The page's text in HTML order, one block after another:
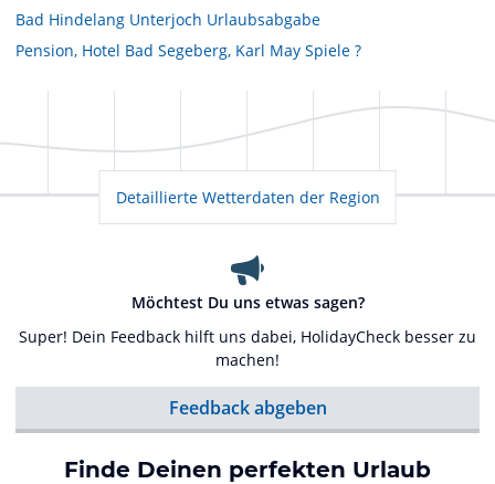
Bad Hindelang Unterjoch Urlaubsabgabe
Pension, Hotel Bad Segeberg, Karl May Spiele ?
Detaillierte Wetterdaten der Region
Möchtest Du uns etwas sagen?
Super! Dein Feedback hilft uns dabei, HolidayCheck besser zu
machen!
Feedback abgeben
Finde Deinen perfekten Urlaub